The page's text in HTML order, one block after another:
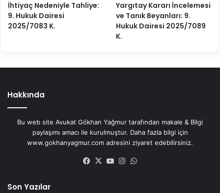
İhtiyaç Nedeniyle Tahliye:
9. Hukuk Dairesi
2025/7083 K.
Yargıtay Kararı İncelemesi
ve Tanık Beyanları: 9.
Hukuk Dairesi 2025/7089
K.
Hakkında
Bu web site Avukat Gökhan Yağmur tarafından makale & Bilgi
paylaşımı amacı ile kurulmuştur. Daha fazla bilgi için
www.gokhanyagmur.com adresini ziyaret edebilirsiniz.
Facebook
X YouTubeInstagram
Son Yazılar